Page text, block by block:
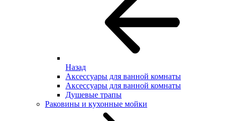
Назад
Аксессуары для ванной комнаты
Аксессуары для ванной комнаты
Душевые трапы
Раковины и кухонные мойки